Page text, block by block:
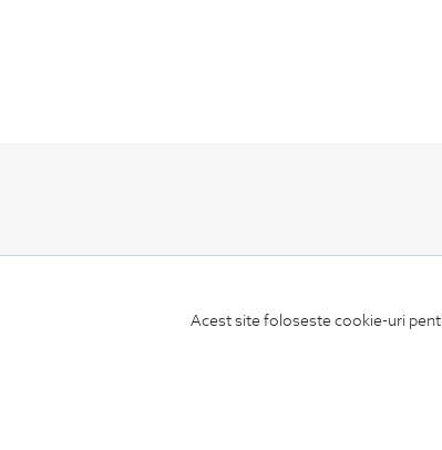
Acest site foloseste cookie-uri
LA NEWSLETTER